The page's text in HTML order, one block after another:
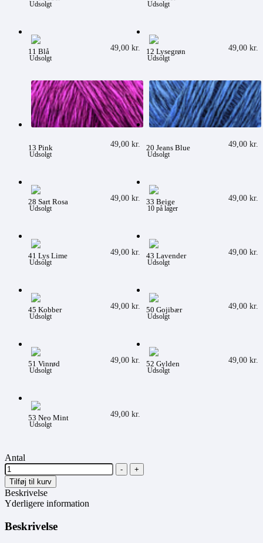
Udsolgt Udsolgt
11 Blå 49,00 kr.
Udsolgt
12 Lysegrøn 49,00 kr.
Udsolgt
13 Pink 49,00 kr.
Udsolgt
20 Jeans Blue 49,00 kr.
Udsolgt
28 Sart Rosa 49,00 kr.
Udsolgt
33 Beige 49,00 kr.
10 på lager
41 Lys Lime 49,00 kr.
Udsolgt
43 Lavender 49,00 kr.
Udsolgt
45 Kobber 49,00 kr.
Udsolgt
50 Gojibær 49,00 kr.
Udsolgt
51 Vinrød 49,00 kr.
Udsolgt
52 Gylden 49,00 kr.
Udsolgt
53 Neo Mint 49,00 kr.
Udsolgt
Antal
-
+
Tilføj til kurv
Beskrivelse
Yderligere information
Beskrivelse